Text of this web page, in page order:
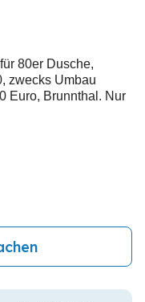
80er Dusche,
zwecks Umbau
Euro, Brunnthal. Nur